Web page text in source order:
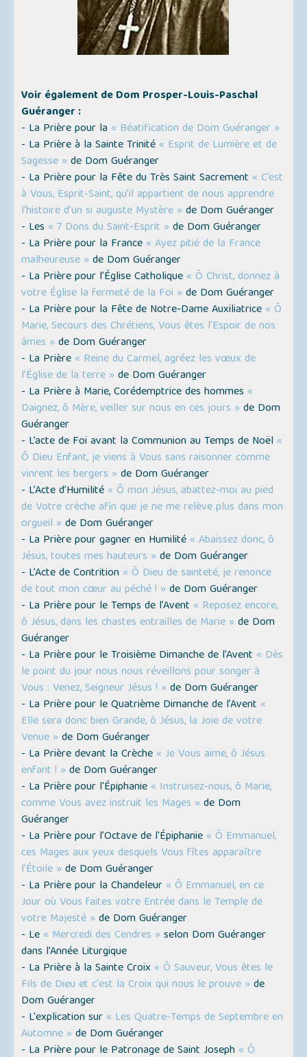
Voir également de Dom Prosper-Louis-Paschal
Guéranger :
- La Prière pour la « Béatification de Dom Guéranger »
- La Prière à la Sainte Trinité « Esprit de Lumière et de
Sagesse » de Dom Guéranger
- La Prière pour la Fête du Très Saint Sacrement « C’est
à Vous, Esprit-Saint, qu’il appartient de nous apprendre
l’histoire d’un si auguste Mystère » de Dom Guéranger
- Les « 7 Dons du Saint-Esprit » de Dom Guéranger
- La Prière pour la France « Ayez pitié de la France
malheureuse » de Dom Guéranger
- La Prière pour l’Église Catholique « Ô Christ, donnez à
votre Église la fermeté de la Foi » de Dom Guéranger
- La Prière pour la Fête de Notre-Dame Auxiliatrice « Ô
Marie, Secours des Chrétiens, Vous êtes l'Espoir de nos
âmes » de Dom Guéranger
- La Prière « Reine du Carmel, agréez les vœux de
l’Église de la terre » de Dom Guéranger
- La Prière à Marie, Corédemptrice des hommes «
Daignez, ô Mère, veiller sur nous en ces jours » de Dom
Guéranger
- L’acte de Foi avant la Communion au Temps de Noël «
Ô Dieu Enfant, je viens à Vous sans raisonner comme
vinrent les bergers » de Dom Guéranger
- L’Acte d’Humilité « Ô mon Jésus, abattez-moi au pied
de Votre crèche afin que je ne me relève plus dans mon
orgueil » de Dom Guéranger
- La Prière pour gagner en Humilité « Abaissez donc, ô
Jésus, toutes mes hauteurs » de Dom Guéranger
- L’Acte de Contrition « Ô Dieu de sainteté, je renonce
de tout mon cœur au péché ! » de Dom Guéranger
- La Prière pour le Temps de l’Avent « Reposez encore,
ô Jésus, dans les chastes entrailles de Marie » de Dom
Guéranger
- La Prière pour le Troisième Dimanche de l’Avent « Dès
le point du jour nous nous réveillons pour songer à
Vous : Venez, Seigneur Jésus ! » de Dom Guéranger
- La Prière pour le Quatrième Dimanche de l’Avent «
Elle sera donc bien Grande, ô Jésus, la Joie de votre
Venue » de Dom Guéranger
- La Prière devant la Crèche « Je Vous aime, ô Jésus
enfant ! » de Dom Guéranger
- La Prière pour l'Épiphanie « Instruisez-nous, ô Marie,
comme Vous avez instruit les Mages » de Dom
Guéranger
- La Prière pour l’Octave de l'Épiphanie « Ô Emmanuel,
ces Mages aux yeux desquels Vous fîtes apparaître
l’Étoile » de Dom Guéranger
- La Prière pour la Chandeleur « Ô Emmanuel, en ce
Jour où Vous faites votre Entrée dans le Temple de
votre Majesté » de Dom Guéranger
- Le « Mercredi des Cendres » selon Dom Guéranger
dans l’Année Liturgique
- La Prière à la Sainte Croix « Ô Sauveur, Vous êtes le
Fils de Dieu et c'est la Croix qui nous le prouve » de
Dom Guéranger
- L'explication sur « Les Quatre-Temps de Septembre en
Automne » de Dom Guéranger
- La Prière pour le Patronage de Saint Joseph « Ô